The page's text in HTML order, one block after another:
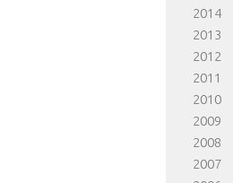
2014
2013
2012
2011
2010
2009
2008
2007